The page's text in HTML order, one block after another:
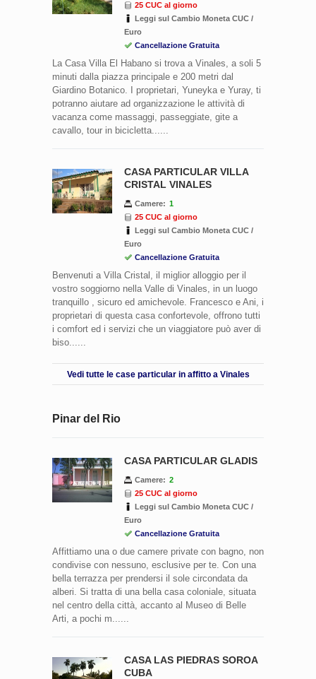
25 CUC al giorno
Leggi sul Cambio Moneta CUC /
Euro
Cancellazione Gratuita
La Casa Villa El Habano si trova a Vinales, a soli 5
minuti dalla piazza principale e 200 metri dal
Giardino Botanico. I proprietari, Yuneyka e Yuray, ti
potranno aiutare ad organizzazione le attività di
vacanza come massaggi, passeggiate, gite a
cavallo, tour in bicicletta......
CASA PARTICULAR VILLA
CRISTAL VINALES
Camere: 1
25 CUC al giorno
Leggi sul Cambio Moneta CUC /
Euro
Cancellazione Gratuita
Benvenuti a Villa Cristal, il miglior alloggio per il
vostro soggiorno nella Valle di Vinales, in un luogo
tranquillo , sicuro ed amichevole. Francesco e Ani, i
proprietari di questa casa confortevole, offrono tutti
i comfort ed i servizi che un viaggiatore può aver di
biso......
Vedi tutte le case particular in affitto a Vinales
Pinar del Rio
CASA PARTICULAR GLADIS
Camere: 2
25 CUC al giorno
Leggi sul Cambio Moneta CUC /
Euro
Cancellazione Gratuita
Affittiamo una o due camere private con bagno, non
condivise con nessuno, esclusive per te. Con una
bella terrazza per prendersi il sole circondata da
alberi. Si tratta di una bella casa coloniale, situata
nel centro della città, accanto al Museo di Belle
Arti, a pochi m......
CASA LAS PIEDRAS SOROA
CUBA